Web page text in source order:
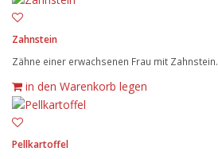
Zahnstein
Zähne einer erwachsenen Frau mit Zahnstein.
in den Warenkorb legen
Pellkartoffel